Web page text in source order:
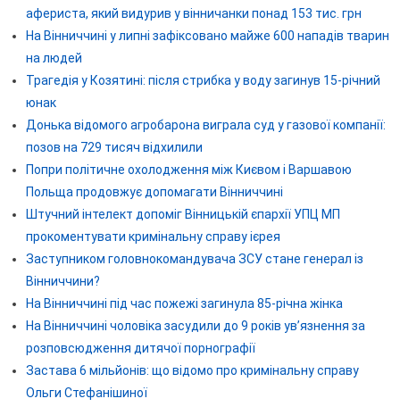
афериста, який видурив у вінничанки понад 153 тис. грн
На Вінниччині у липні зафіксовано майже 600 нападів тварин
на людей
Трагедія у Козятині: після стрибка у воду загинув 15-річний
юнак
Донька відомого агробарона виграла суд у газової компанії:
позов на 729 тисяч відхилили
Попри політичне охолодження між Києвом і Варшавою
Польща продовжує допомагати Вінниччині
Штучний інтелект допоміг Вінницькій єпархії УПЦ МП
прокоментувати кримінальну справу ієрея
Заступником головнокомандувача ЗСУ стане генерал із
Вінниччини?
На Вінниччині під час пожежі загинула 85-річна жінка
На Вінниччині чоловіка засудили до 9 років ув’язнення за
розповсюдження дитячої порнографії
Застава 6 мільйонів: що відомо про кримінальну справу
Ольги Стефанішиної